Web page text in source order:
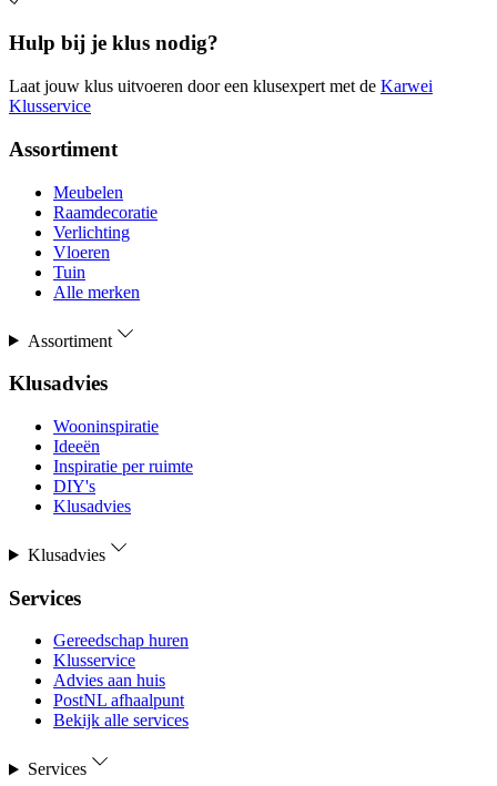
Hulp bij je klus nodig?
Laat jouw klus uitvoeren door een klusexpert met de Karwei
Klusservice
Assortiment
Meubelen
Raamdecoratie
Verlichting
Vloeren
Tuin
Alle merken
Assortiment
Klusadvies
Wooninspiratie
Ideeën
Inspiratie per ruimte
DIY's
Klusadvies
Klusadvies
Services
Gereedschap huren
Klusservice
Advies aan huis
PostNL afhaalpunt
Bekijk alle services
Services